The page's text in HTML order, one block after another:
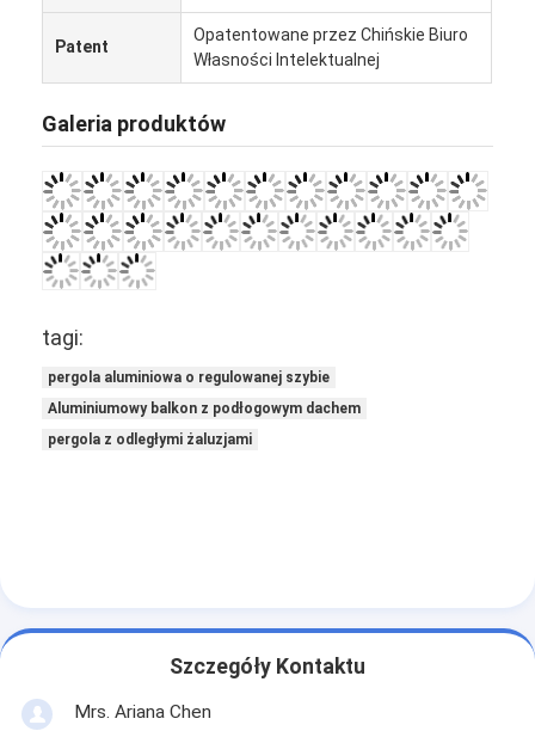
Do domu
Produkty
Filmy
O nas
Wycieczka po fabryce
Pergola z okładką aluminiową
Patent
Opatentowane przez Chińskie Biuro
Własności Intelektualnej
Galeria produktów
tagi:
pergola aluminiowa o regulowanej szybie
Aluminiumowy balkon z podłogowym dachem
pergola z odległymi żaluzjami
Szczegóły Kontaktu
Mrs. Ariana Chen